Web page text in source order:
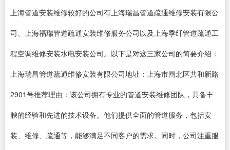
上海管道安装维修较好的公司有上海瑞昌管道疏通维修安装有限公
司、上海福瑞管道疏通安装维修服务公司以及上海季纤管道疏通工
程空调维修安装水电安装公司。以下是对这三家公司的简要介绍：
上海瑞昌管道疏通维修安装有限公司地址：上海市闸北区共和新路
2901号推荐理由：该公司拥有专业的管道安装维修团队，具备丰
腴的经验和先进的技术设备。他们提供全面的管道服务，包括安
装、维修、疏通等，能够满足不同客户的需求。同时，公司注重服